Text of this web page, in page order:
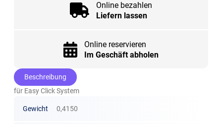
Online bezahlen
Liefern lassen
Online reservieren
Im Geschäft abholen
Beschreibung
für Easy Click System
Gewicht 0,4150